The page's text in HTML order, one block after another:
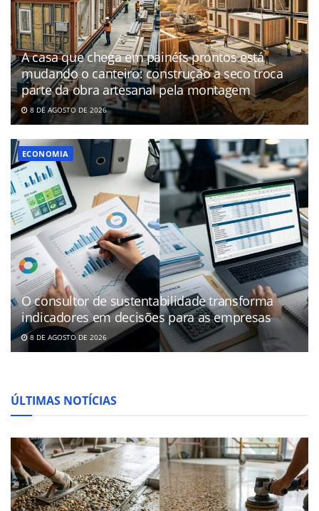
A casa que chega em painéis prontos está
mudando o canteiro: construção a seco troca
parte da obra artesanal pela montagem
8 DE AGOSTO DE 2026
ECONOMIA
O consultor de sustentabilidade transforma
indicadores em decisões para as empresas
8 DE AGOSTO DE 2026
ÚLTIMAS NOTÍCIAS